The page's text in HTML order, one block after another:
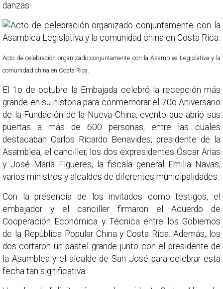
danzas.
Acto de celebración organizado conjuntamente con la Asamblea Legislativa y la
comunidad china en Costa Rica.
El 1o de octubre la Embajada celebró la recepción más
grande en su historia para conmemorar el 70o Aniversario
de la Fundación de la Nueva China, evento que abrió sus
puertas a más de 600 personas, entre las cuales
destacaban Carlos Ricardo Benavides, presidente de la
Asamblea, el canciller, los dos expresidentes Óscar Arias
y José María Figueres, la fiscala general Emilia Navas,
varios ministros y alcaldes de diferentes municipalidades.
Con la presencia de los invitados como testigos, el
embajador y el canciller firmaron el Acuerdo de
Cooperación Económica y Técnica entre los Gobiernos
de la República Popular China y Costa Rica. Además, los
dos cortaron un pastel grande junto con el presidente de
la Asamblea y el alcalde de San José para celebrar esta
fecha tan significativa.